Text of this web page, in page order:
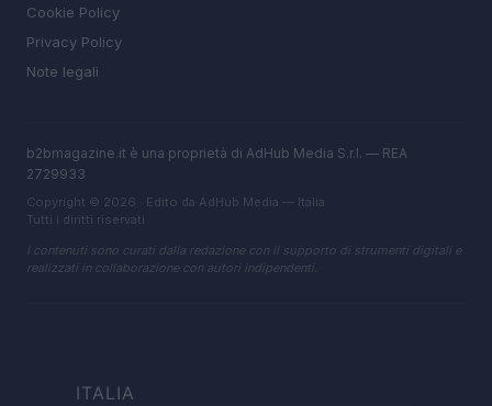
Cookie Policy
Privacy Policy
Note legali
b2bmagazine.it è una proprietà di AdHub Media S.r.l. — REA
2729933
Copyright © 2026 · Edito da AdHub Media — Italia
Tutti i diritti riservati
I contenuti sono curati dalla redazione con il supporto di strumenti digitali e
realizzati in collaborazione con autori indipendenti.
ITALIA